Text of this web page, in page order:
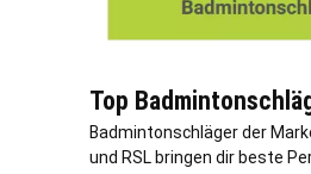
Top
Badmintonschläger der
und RSL bringen dir beste